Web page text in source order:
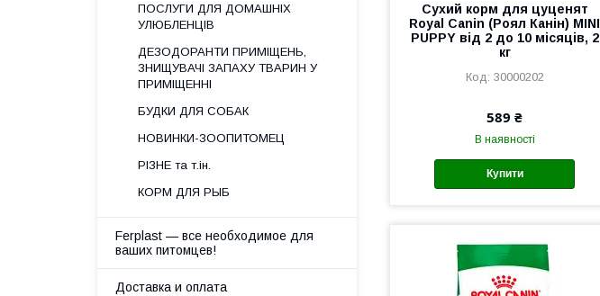
Сухий корм для цуценят
Royal Canin (Роял Канін) MINI
PUPPY від 2 до 10 місяців, 2
кг
30000202
589 ₴
В наявності
Купити
ПОСЛУГИ ДЛЯ ДОМАШНІХ
УЛЮБЛЕНЦІВ
ДЕЗОДОРАНТИ ПРИМІЩЕНЬ,
ЗНИЩУВАЧІ ЗАПАХУ ТВАРИН У
ПРИМІЩЕННІ
БУДКИ ДЛЯ СОБАК
НОВИНКИ-ЗООПИТОМЕЦ
РІЗНЕ та т.ін.
КОРМ ДЛЯ РЫБ
Ferplast — все необходимое для
ваших питомцев!
Доставка и оплата